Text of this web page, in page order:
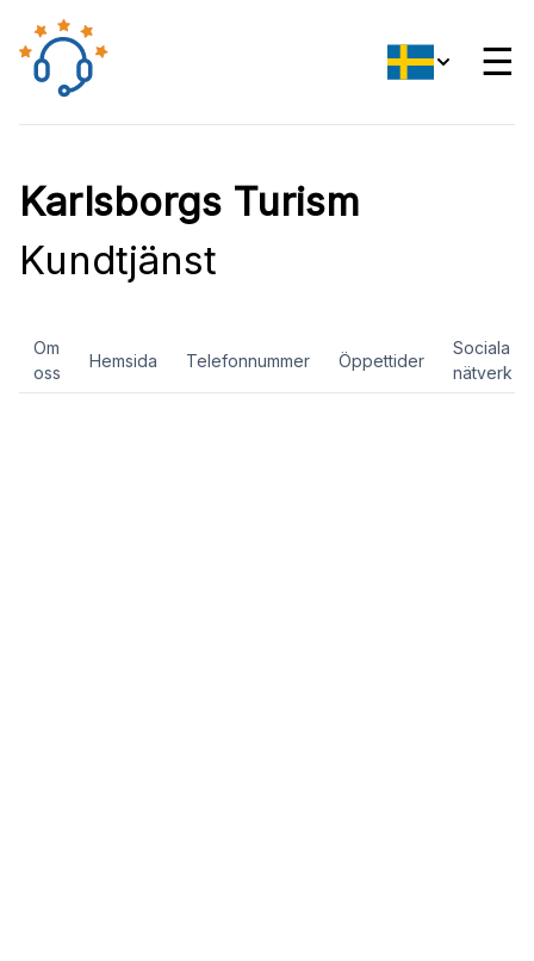
☰
Karlsborgs Turism
Kundtjänst
Om
oss
Hemsida Telefonnummer Öppettider
Sociala
nätverk